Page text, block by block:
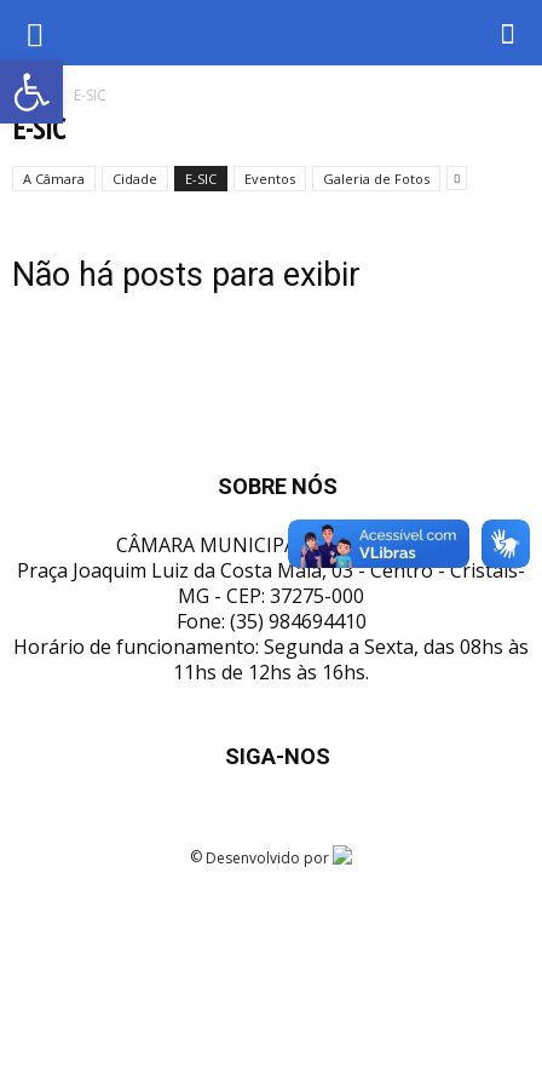
Abrir a barra de ferramentas
Inicio E-SIC
E-SIC
A Câmara Cidade E-SIC Eventos Galeria de Fotos
Não há posts para exibir
SOBRE NÓS
CÂMARA MUNICIPAL DE CRISTAIS
Praça Joaquim Luiz da Costa Maia, 03 - Centro - Cristais-
MG - CEP: 37275-000
Fone: (35) 984694410
Horário de funcionamento: Segunda a Sexta, das 08hs às
11hs de 12hs às 16hs.
SIGA-NOS
© Desenvolvido por